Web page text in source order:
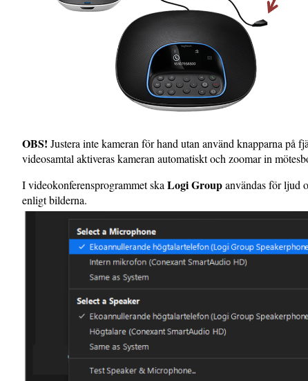
OBS! Justera inte kameran för hand utan använd knapparna på
videosamtal aktiveras kameran automatiskt och zoomar in
I videokonferensprogrammet ska Logi Groupanvändas för ljud
enligt bilderna.